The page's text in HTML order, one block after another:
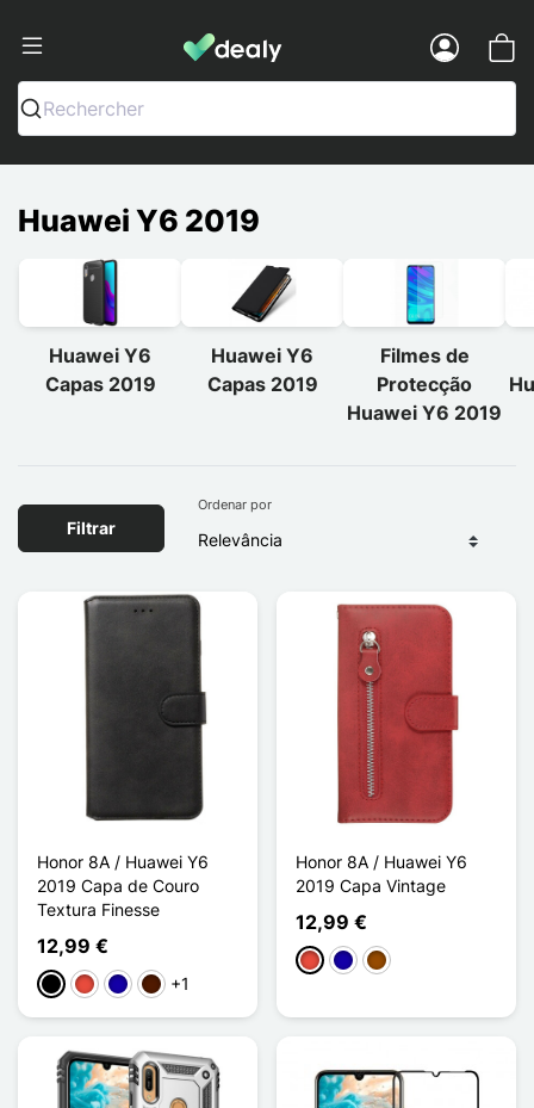
Dealy - Capas e acessórios para
Rechercher
Huawei Y6 2019
Huawei Y6
Capas 2019
Huawei Y6
Capas 2019
Filmes de
Protecção
Huawei Y6 2019
Filtrar
Ordenar por
Honor 8A / Huawei Y6
2019 Capa de Couro
Textura Finesse
12,99 €
PretoVermelhoAzul Escuro
Castanho escuro
+1
Honor 8A / Huawei Y6
2019 Capa Vintage
12,99 €
VermelhoAzul Escuro
Castanho